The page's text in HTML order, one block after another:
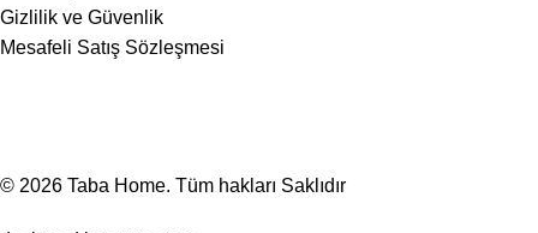
Gizlilik ve Güvenlik
Mesafeli Satış Sözleşmesi
© 2026 Taba Home. Tüm hakları Saklıdır